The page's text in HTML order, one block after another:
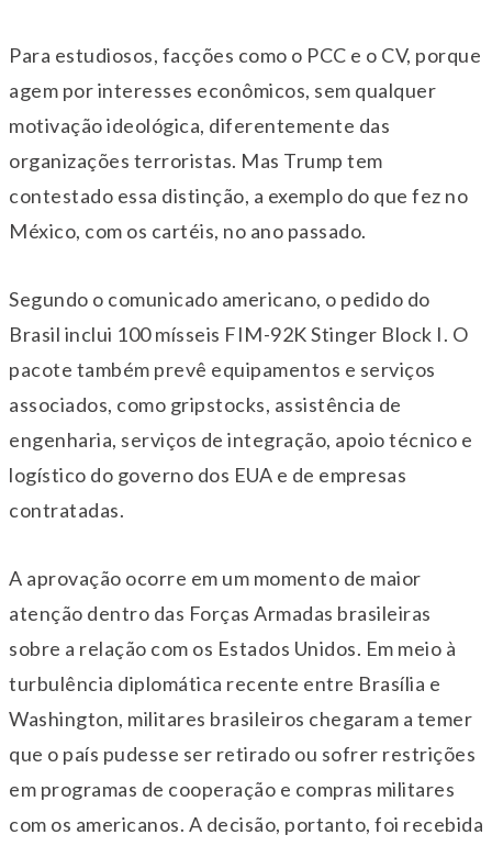
Para estudiosos, facções como o PCC e o CV, porque
agem por interesses econômicos, sem qualquer
motivação ideológica, diferentemente das
organizações terroristas. Mas Trump tem
contestado essa distinção, a exemplo do que fez no
México, com os cartéis, no ano passado.
Segundo o comunicado americano, o pedido do
Brasil inclui 100 mísseis FIM-92K Stinger Block I. O
pacote também prevê equipamentos e serviços
associados, como gripstocks, assistência de
engenharia, serviços de integração, apoio técnico e
logístico do governo dos EUA e de empresas
contratadas.
A aprovação ocorre em um momento de maior
atenção dentro das Forças Armadas brasileiras
sobre a relação com os Estados Unidos. Em meio à
turbulência diplomática recente entre Brasília e
Washington, militares brasileiros chegaram a temer
que o país pudesse ser retirado ou sofrer restrições
em programas de cooperação e compras militares
com os americanos. A decisão, portanto, foi recebida